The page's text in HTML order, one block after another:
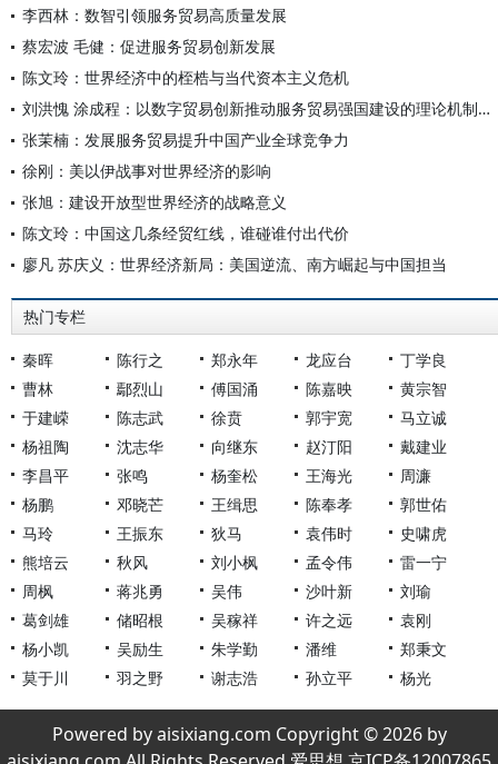
李西林：数智引领服务贸易高质量发展
蔡宏波 毛健：促进服务贸易创新发展
陈文玲：世界经济中的桎梏与当代资本主义危机
刘洪愧 涂成程：以数字贸易创新推动服务贸易强国建设的理论机制与实践路径
张茉楠：发展服务贸易提升中国产业全球竞争力
徐刚：美以伊战事对世界经济的影响
张旭：建设开放型世界经济的战略意义
陈文玲：中国这几条经贸红线，谁碰谁付出代价
廖凡 苏庆义：世界经济新局：美国逆流、南方崛起与中国担当
热门专栏
秦晖 陈行之 郑永年 龙应台
丁学良
曹林
鄢烈山 傅国涌 陈嘉映
黄宗智
于建嵘
陈志武 徐贲 郭宇宽
马立诚
杨祖陶
沈志华 向继东 赵汀阳
戴建业
李昌平
张鸣 杨奎松 王海光
周濂
杨鹏
邓晓芒 王缉思 陈奉孝
郭世佑
马玲
王振东 狄马 袁伟时
史啸虎
熊培云
秋风 刘小枫 孟令伟
雷一宁
周枫
蒋兆勇 吴伟 沙叶新
刘瑜
葛剑雄
储昭根 吴稼祥 许之远
袁刚
杨小凯
吴励生 朱学勤 潘维
郑秉文
莫于川
羽之野 谢志浩 孙立平 杨光
Powered by aisixiang.com Copyright © 2026 by